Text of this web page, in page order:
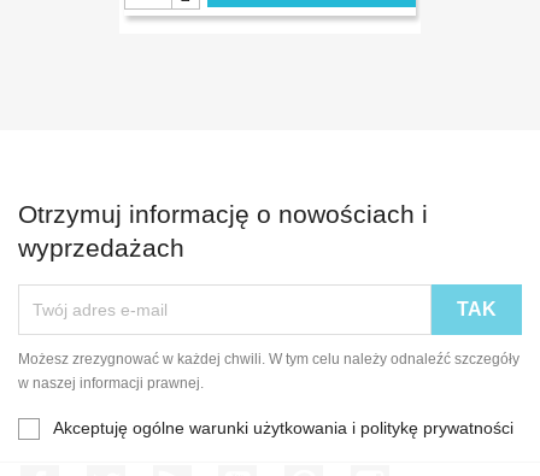
Otrzymuj informację o nowościach i
wyprzedażach
Możesz zrezygnować w każdej chwili. W tym celu należy odnaleźć szczegóły
w naszej informacji prawnej.
Akceptuję ogólne warunki użytkowania i politykę prywatności